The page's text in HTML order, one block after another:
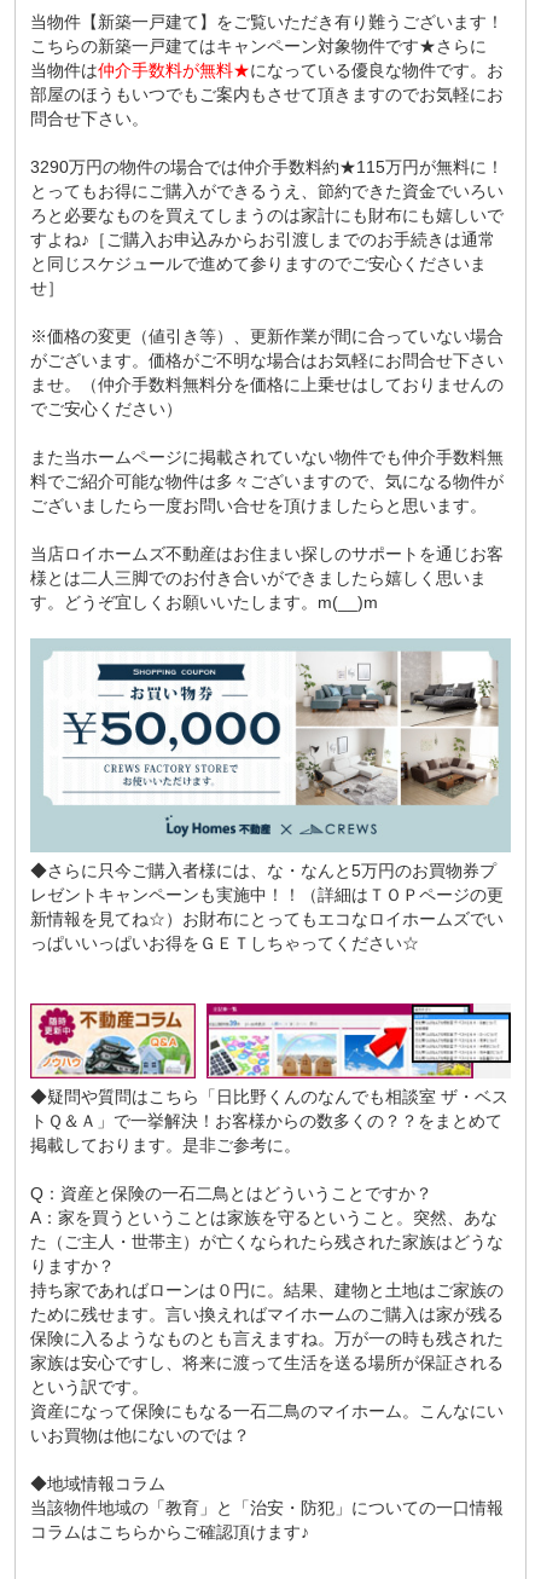
当物件【新築一戸建て】をご覧いただき有り難うございます！
こちらの新築一戸建てはキャンペーン対象物件です★さらに
当物件は仲介手数料が無料★になっている優良な物件です。お
部屋のほうもいつでもご案内もさせて頂きますのでお気軽にお
問合せ下さい。
3290万円の物件の場合では仲介手数料約★115万円が無料に！
とってもお得にご購入ができるうえ、節約できた資金でいろい
ろと必要なものを買えてしまうのは家計にも財布にも嬉しいで
すよね♪［ご購入お申込みからお引渡しまでのお手続きは通常
と同じスケジュールで進めて参りますのでご安心くださいま
せ］
※価格の変更（値引き等）、更新作業が間に合っていない場合
がございます。価格がご不明な場合はお気軽にお問合せ下さい
ませ。（仲介手数料無料分を価格に上乗せはしておりませんの
でご安心ください）
また当ホームページに掲載されていない物件でも仲介手数料無
料でご紹介可能な物件は多々ございますので、気になる物件が
ございましたら一度お問い合せを頂けましたらと思います。
当店ロイホームズ不動産はお住まい探しのサポートを通じお客
様とは二人三脚でのお付き合いができましたら嬉しく思いま
す。どうぞ宜しくお願いいたします。m(__)m
◆さらに只今ご購入者様には、な・なんと5万円のお買物券プ
レゼントキャンペーンも実施中！！（詳細はＴＯＰページの更
新情報を見てね☆）お財布にとってもエコなロイホームズでい
っぱいいっぱいお得をＧＥＴしちゃってください☆
◆疑問や質問はこちら
「日比野くんのなんでも相談室 ザ・ベス
トＱ＆Ａ」 で一挙解決！お客様からの数多くの？？をまとめて
掲載しております。是非ご参考に。
Q：資産と保険の一石二鳥とはどういうことですか？
A：家を買うということは家族を守るということ。突然、あな
た（ご主人・世帯主）が亡くなられたら残された家族はどうな
りますか？
持ち家であればローンは０円に。結果、建物と土地はご家族の
ために残せます。言い換えればマイホームのご購入は家が残る
保険に入るようなものとも言えますね。万が一の時も残された
家族は安心ですし、将来に渡って生活を送る場所が保証される
という訳です。
資産になって保険にもなる一石二鳥のマイホーム。こんなにい
いお買物は他にないのでは？
◆地域情報コラム
当該物件地域の「教育」と「治安・防犯」についての一口情報
コラムはこちらからご確認頂けます♪